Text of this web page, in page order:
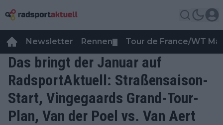
Newsletter Rennen Tour de France/WT
Das bringt der Januar auf
RadsportAktuell: Straßensaison-
Start, Vingegaards Grand-Tour-
Plan, Van der Poel vs. Van Aert